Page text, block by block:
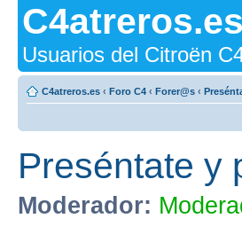
C4atreros.es
Usuarios del Citroën
C4atreros.es ‹ Foro C4 ‹ Forer@s ‹
Preséntate y
Moderador: